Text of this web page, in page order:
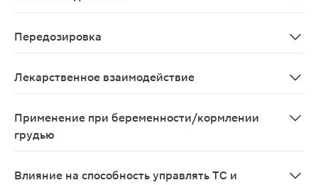
Передозировка
Лекарственное взаимодействие
Применение при беременности/кормлении
грудью
Влияние на способность управлять ТС и